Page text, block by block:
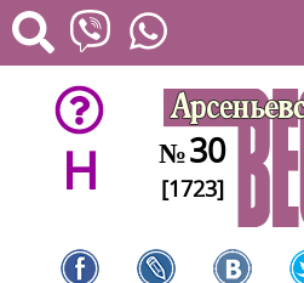
H №30
[1723]